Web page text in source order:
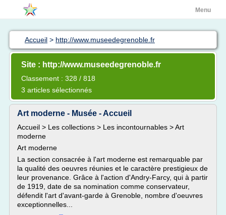
Menu
Accueil > http://www.museedegrenoble.fr
Site : http://www.museedegrenoble.fr
Classement : 328 / 818
3 articles sélectionnés
Art moderne - Musée - Accueil
Accueil > Les collections > Les incontournables > Art
moderne
Art moderne
La section consacrée à l'art moderne est remarquable par
la qualité des oeuvres réunies et le caractère prestigieux de
leur provenance. Grâce à l'action d'Andry-Farcy, qui à partir
de 1919, date de sa nomination comme conservateur,
défendit l'art d'avant-garde à Grenoble, nombre d'oeuvres
exceptionnelles...